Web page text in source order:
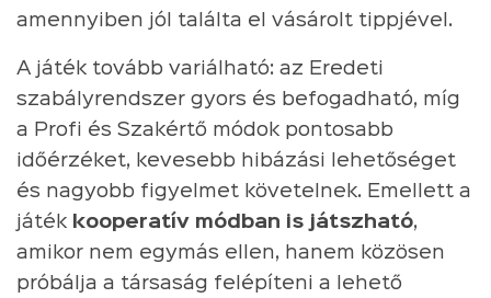
amennyiben jól találta el vásárolt tippjével.
A játék tovább variálható: az Eredeti
szabályrendszer gyors és befogadható, míg
a Profi és Szakértő módok pontosabb
időérzéket, kevesebb hibázási lehetőséget
és nagyobb figyelmet követelnek. Emellett a
játék kooperatív módban is játszható,
amikor nem egymás ellen, hanem közösen
próbálja a társaság felépíteni a lehető